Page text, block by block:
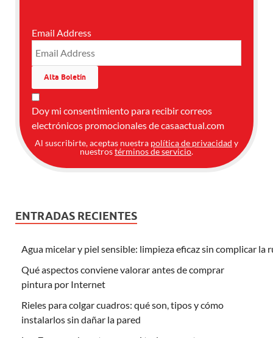
Email Address
Doy mi consentimiento para recibir correos
electrónicos promocionales de casaactual.com
Al suscribirte, aceptas nuestra política de privacidad y
nuestrostérminos de servicio.
ENTRADAS RECIENTES
Agua micelar y piel sensible: limpieza eficaz sin complicar la
Qué aspectos conviene valorar antes de comprar
pintura por Internet
Rieles para colgar cuadros: qué son, tipos y cómo
instalarlos sin dañar la pared